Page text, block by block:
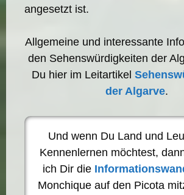
angesetzt ist.
Allgemeine und interessante
den Sehenswürdigkeiten der
Du hier im Leitartikel
der Algarve.
Und wenn Du Land und
Kennenlernen möchtest,
ich Dir die
Monchique auf den Picota